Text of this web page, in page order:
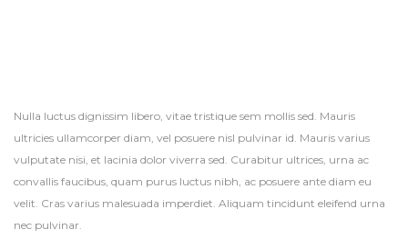
Nulla luctus dignissim libero, vitae tristique sem mollis sed. Mauris
ultricies ullamcorper diam, vel posuere nisl pulvinar id. Mauris varius
vulputate nisi, et lacinia dolor viverra sed. Curabitur ultrices, urna ac
convallis faucibus, quam purus luctus nibh, ac posuere ante diam eu
velit. Cras varius malesuada imperdiet. Aliquam tincidunt eleifend urna
nec pulvinar.